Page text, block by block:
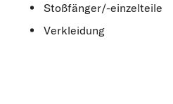
Stoßfänger/-einzelteile
Verkleidung